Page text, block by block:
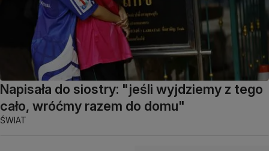
Napisała do siostry: "jeśli wyjdziemy z tego
cało, wróćmy razem do domu"
ŚWIAT